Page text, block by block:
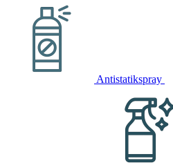
Antistatikspray